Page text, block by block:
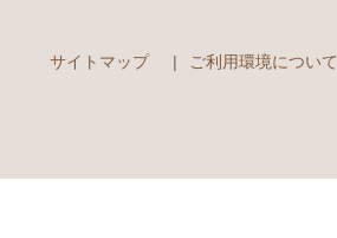
サイトマップ | ご利用環境について